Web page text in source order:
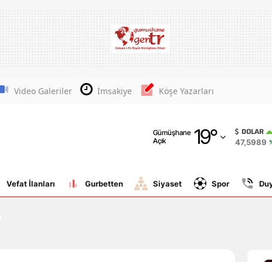
Video Galeriler İmsakiye Köşe Yazarları
Gümüşhane
Açık
19°
Adana
Adıyaman
Amasya
Antalya
DOLAR
47,5989
Vefat İlanları Gurbetten Siyaset Spor